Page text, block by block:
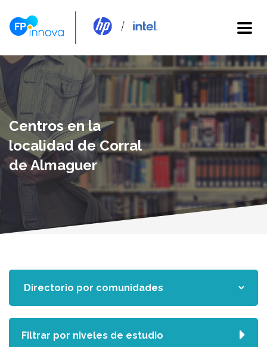
Centros en la
localidad de Corral
de Almaguer
Filtrar por niveles de estudio